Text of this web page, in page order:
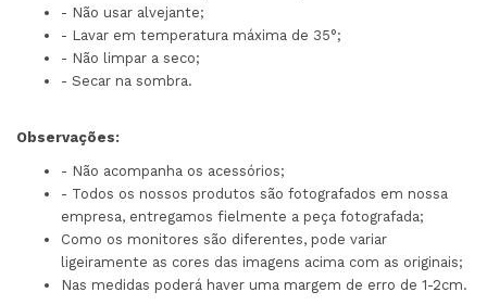
- Não usar alvejante;
- Lavar em temperatura máxima de 35°;
- Não limpar a seco;
- Secar na sombra.
Observações:
- Não acompanha os acessórios;
- Todos os nossos produtos são fotografados em nossa
empresa, entregamos fielmente a peça fotografada;
Como os monitores são diferentes, pode variar
ligeiramente as cores das imagens acima com as originais;
Nas medidas poderá haver uma margem de erro de 1-2cm.